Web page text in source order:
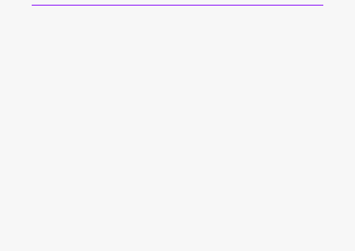
quinta-feira (30), o ex-vereador de